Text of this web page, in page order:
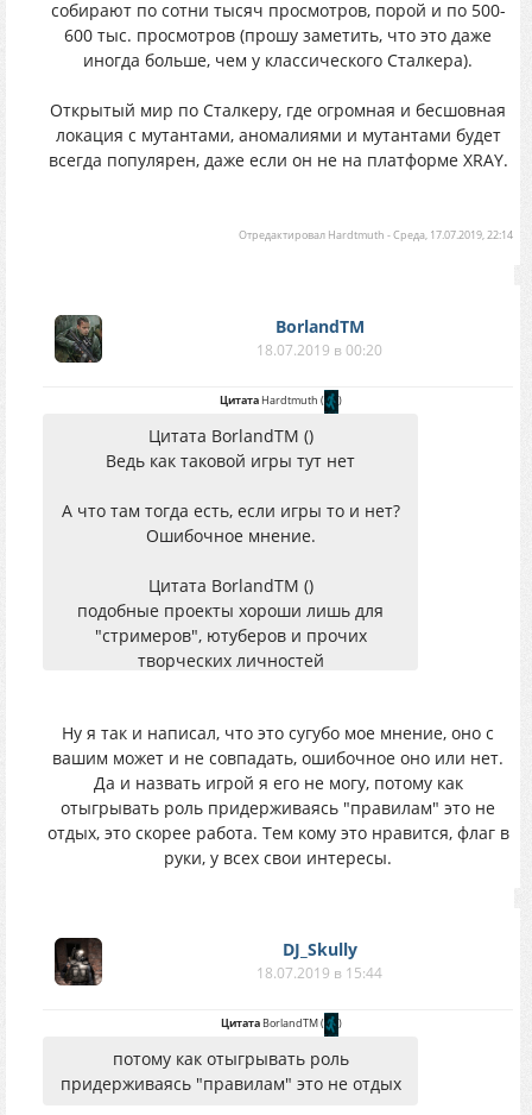
собирают по сотни тысяч просмотров, порой и по 500-
600 тыс. просмотров (прошу заметить, что это даже
иногда больше, чем у классического Сталкера).
Открытый мир по Сталкеру, где огромная и бесшовная
локация с мутантами, аномалиями и мутантами будет
всегда популярен, даже если он не на платформе XRAY.
Отредактировал Hardtmuth -Среда, 17.07.2019, 22:14
BorlandTM
18.07.2019 в 00:20
ЦитатаHardtmuth ( )
Цитата BorlandTM ()
Ведь как таковой игры тут нет
А что там тогда есть, если игры то и нет?
Ошибочное мнение.
Цитата BorlandTM ()
подобные проекты хороши лишь для
"стримеров", ютуберов и прочих
творческих личностей
игроков играют на подобных проектах,
группы которых имеют по десятки тысяч
подписчиков, видеоролики по которым
собирают по сотни тысяч просмотров,
порой и по 500-600 тыс. просмотров
(прошу заметить, что это даже иногда
Открытый мир по Сталкеру, где огромная
и бесшовная локация с мутантами,
аномалиями и мутантами будет всегда
популярен, даже если он не на платформе
XRAY.
Ну я так и написал, что это сугубо мое мнение, оно с
вашим может и не совпадать, ошибочное оно или нет.
Да и назвать игрой я его не могу, потому как
отыгрывать роль придерживаясь "правилам" это не
отдых, это скорее работа. Тем кому это нравится, флаг в
руки, у всех свои интересы.
DJ_Skully
18.07.2019 в 15:44
ЦитатаBorlandTM( )
потому как отыгрывать роль
придерживаясь "правилам" это не отдых